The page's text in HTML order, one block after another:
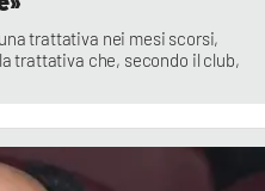
trattativa nei mesi scorsi,
trattativa che, secondo il club,